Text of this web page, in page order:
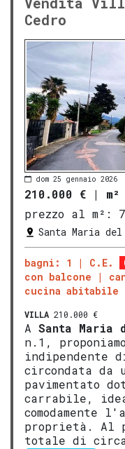
Cedro
dom 25 gennaio 2026
210.000 € |
prezzo al m²:
Santa Maria del
bagni: 1 C.E.
con balcone
cucina abitabile
VILLA 210.000 €
A Santa Maria
n.1,
indipendente
circondata da
pavimentato
carrabile,
proprietà. Al
totale di